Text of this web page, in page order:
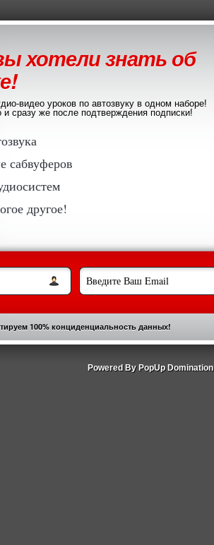
хотели знать об
видео уроков по автозвуку в одном наборе!
сразу же после подтверждения подписки!
сабвуферов
другое!
100% конциденциальность данных!
Powered By PopUp Domination